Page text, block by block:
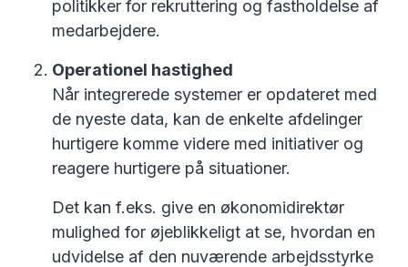
politikker for rekruttering og fastholdelse af
medarbejdere.
Operationel hastighed
Når integrerede systemer er opdateret med
de nyeste data, kan de enkelte afdelinger
hurtigere komme videre med initiativer og
reagere hurtigere på situationer.
Det kan f.eks. give en økonomidirektør
mulighed for øjeblikkeligt at se, hvordan en
udvidelse af den nuværende arbejdsstyrke